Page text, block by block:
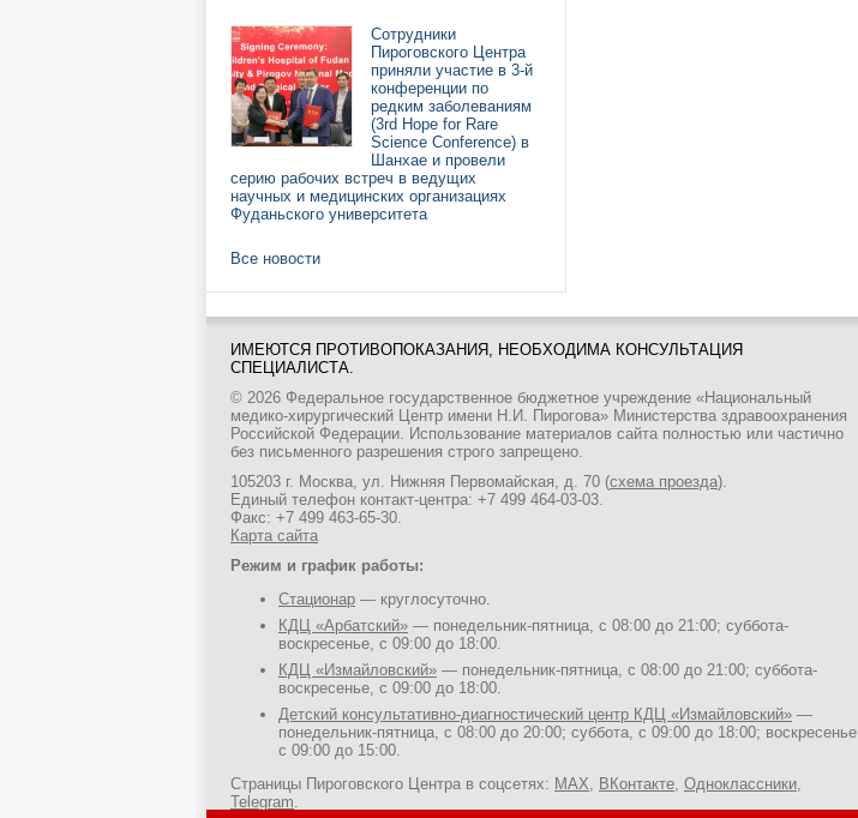
Сотрудники
Пироговского Центра
приняли участие в 3-й
конференции по
редким заболеваниям
(3rd Hope for Rare
Science Conference) в
Шанхае и провели
серию рабочих встреч в ведущих
научных и медицинских организациях
Фуданьского университета
Все новости
ИМЕЮТСЯ ПРОТИВОПОКАЗАНИЯ, НЕОБХОДИМА КОНСУЛЬТАЦИЯ
СПЕЦИАЛИСТА.
© 2026 Федеральное государственное бюджетное учреждение «Национальный
медико-хирургический Центр имени Н.И. Пирогова» Министерства здравоохранения
Российской Федерации. Использование материалов сайта полностью или частично
без письменного разрешения строго запрещено.
105203 г. Москва, ул. Нижняя Первомайская, д. 70 (схема проезда).
Единый телефон контакт-центра: +7 499 464-03-03.
Факс: +7 499 463-65-30.
Карта сайта
Режим и график работы:
Стационар — круглосуточно.
КДЦ «Арбатский» — понедельник-пятница, с 08:00 до 21:00; суббота-
воскресенье, с 09:00 до 18:00.
КДЦ «Измайловский» — понедельник-пятница, с 08:00 до 21:00; суббота-
воскресенье, с 09:00 до 18:00.
Детский консультативно-диагностический центр КДЦ «Измайловский» —
понедельник-пятница, с 08:00 до 20:00; суббота, с 09:00 до 18:00; воскресенье,
с 09:00 до 15:00.
Страницы Пироговского Центра в соцсетях: MAX ВКонтакте Одноклассники
Telegram